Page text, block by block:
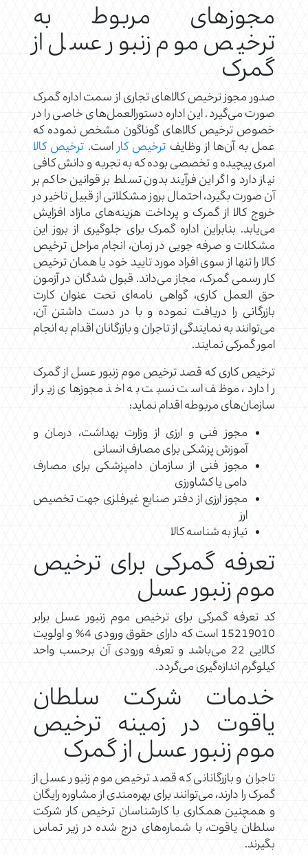
مجوزهای مربوط به
ترخیص موم زنبور عسل از
گمرک
صدور مجوز ترخیص کالاهای تجاری از سمت اداره گمرک
صورت می‌گیرد. این اداره دستورالعمل‌های خاصی را در
خصوص ترخیص کالاهای گوناگون مشخص نموده که
عمل به آن‌ها از وظایف ترخیص کاراست. ترخیص کالا
امری پیچیده و تخصصی بوده که به تجربه و دانش کافی
نیاز دارد و اگر این فرآیند بدون تسلط بر قوانین حاکم بر
آن صورت بگیرد، احتمال بروز مشکلاتی از قبیل تاخیر در
خروج کالا از گمرک و پرداخت هزینه‌های مازاد افزایش
می‌یابد. بنابراین اداره گمرک برای جلوگیری از بروز این
مشکلات و صرفه جویی در زمان، انجام مراحل ترخیص
کالا را تنها از سوی افراد مورد تایید خود یا همان ترخیص
کار رسمی گمرک، مجاز می‌داند. قبول شدگان در آزمون
حق العمل کاری، گواهی نامه‌ای تحت عنوان کارت
بازرگانی را دریافت نموده و با در دست داشتن آن،
می‌توانند به نمایندگی از تاجران و بازرگانان اقدام به انجام
امور گمرکی نمایند.
ترخیص کاری که قصد ترخیص موم زنبور عسل از گمرک
را دارد، موظف است نسبت به اخذ مجوزهای زیر از
سازمان‌های مربوطه اقدام نماید:
مجوز فنی و ارزی از وزارت بهداشت، درمان و
آموزش پزشکی برای مصارف انسانی
مجوز فنی از سازمان دامپزشکی برای مصارف
دامی یا کشاورزی
مجوز ارزی از دفتر صنایع غیرفلزی جهت تخصیص
ارز
نیاز به شناسه کالا
تعرفه گمرکی برای ترخیص
موم زنبور عسل
کد تعرفه گمرکی برای ترخیص موم زنبور عسل برابر
15219010 است که دارای حقوق ورودی 4% و اولویت
کالایی 22 می‌باشد و تعرفه ورودی آن برحسب واحد
کیلوگرم اندازه‌گیری می‌گردد.
خدمات شرکت سلطان
یاقوت در زمینه ترخیص
موم زنبور عسل از گمرک
تاجران و بازرگانانی که قصد ترخیص موم زنبور عسل از
گمرک را دارند، می‌توانند برای بهره‌مندی از مشاوره رایگان
و همچنین همکاری با کارشناسان ترخیص کار شرکت
سلطان یاقوت، با شماره‌های درج شده در زیر تماس
بگیرند.